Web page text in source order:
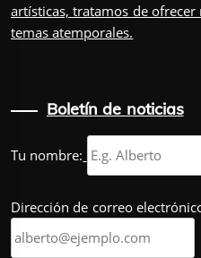
artísticas, tratamos de ofrecer
temas atemporales.
Boletín de noticias
Tu nombre:
Dirección de correo